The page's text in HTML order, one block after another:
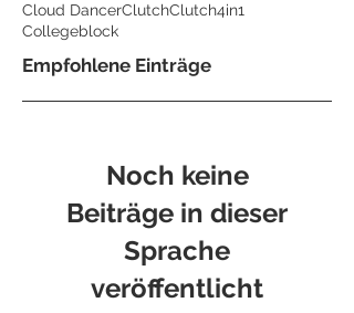
Cloud DancerClutchClutch4in1
Collegeblock
Empfohlene Einträge
Noch keine
Beiträge in dieser
Sprache
veröffentlicht